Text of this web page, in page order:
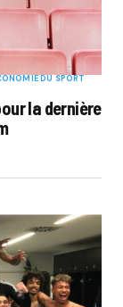
DU SPORT
la dernière